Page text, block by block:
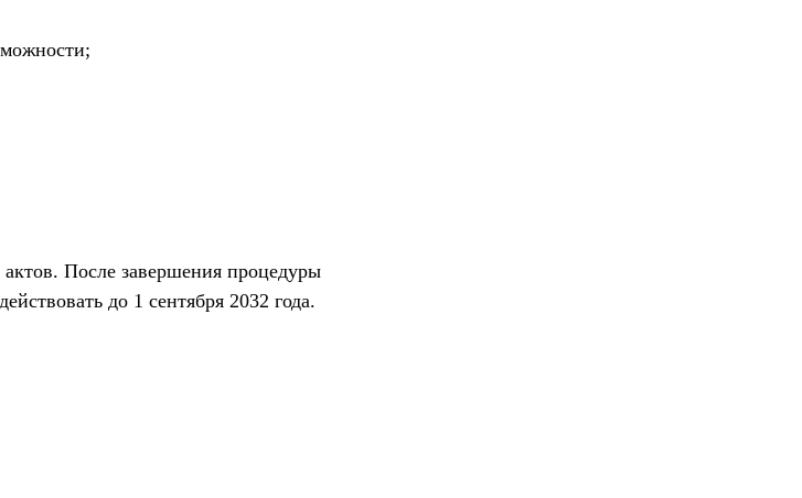
После завершения процедуры
до 1 сентября 2032 года.